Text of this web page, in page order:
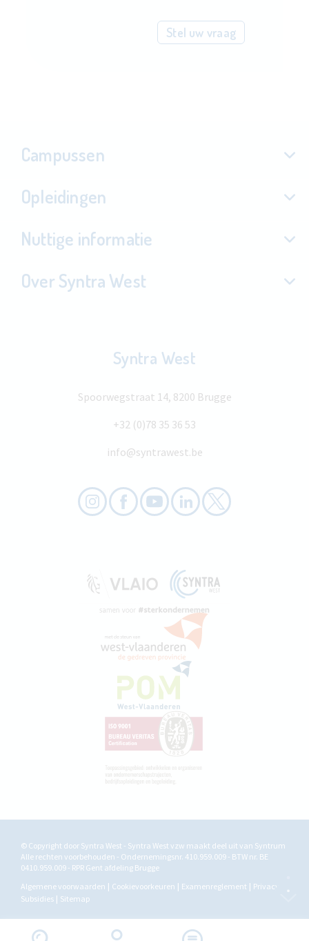
Stel uw vraag
Campussen
Opleidingen
Nuttige informatie
Over Syntra West
Syntra West
Spoorwegstraat 14, 8200 Brugge
+32 (0)78 35 36 53
info@syntrawest.be
© Copyright door Syntra West - Syntra West vzw maakt deel uit van Syntrum
Alle rechten voorbehouden - Ondernemingsnr. 410.959.009 - BTW nr. BE
0410.959.009 - RPR Gent afdeling Brugge
Algemene voorwaarden
Cookievoorkeuren Examenreglement
Privacy
Subsidies
Sitemap